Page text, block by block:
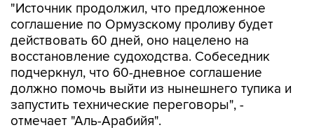
"Источник продолжил, что предложенное
соглашение по Ормузскому проливу будет
действовать 60 дней, оно нацелено на
восстановление судоходства. Собеседник
подчеркнул, что 60-дневное соглашение
должно помочь выйти из нынешнего тупика и
запустить технические переговоры", -
отмечает "Аль-Арабийя".